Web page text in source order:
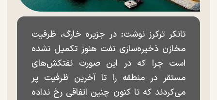
تانکر ترکرز نوشت: در جزیره خارگ، ظرفیت
مخازن ذخیره‌سازی نفت هنوز تکمیل نشده
است چرا که در این صورت نفتکش‌های
مستقر در منطقه را تا آخرین ظرفیت پر
می‌کردند که تا کنون چنین اتفاقی رخ نداده